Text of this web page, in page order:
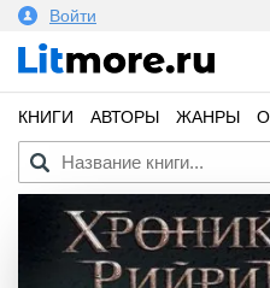
Войти
КНИГИ АВТОРЫ ЖАНРЫ